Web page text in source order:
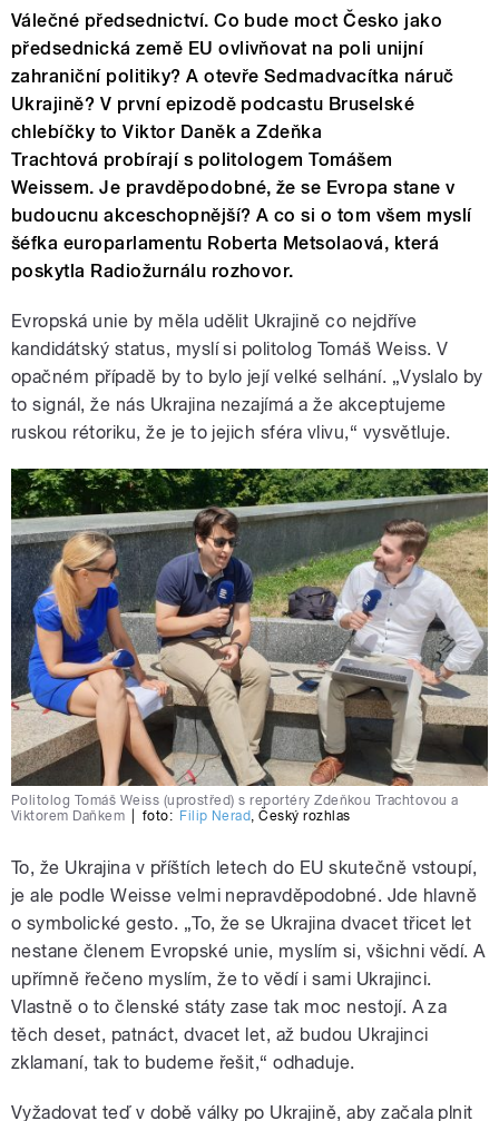
Válečné předsednictví. Co bude moct Česko jako
předsednická země EU ovlivňovat na poli unijní
zahraniční politiky? A otevře Sedmadvacítka náruč
Ukrajině? V první epizodě podcastu Bruselské
chlebíčky to Viktor Daněk a Zdeňka
Trachtová probírají s politologem Tomášem
Weissem. Je pravděpodobné, že se Evropa stane v
budoucnu akceschopnější? A co si o tom všem myslí
šéfka europarlamentu Roberta Metsolaová, která
poskytla Radiožurnálu rozhovor.
Evropská unie by měla udělit Ukrajině co nejdříve
kandidátský status, myslí si politolog Tomáš Weiss. V
opačném případě by to bylo její velké selhání. „Vyslalo by
to signál, že nás Ukrajina nezajímá a že akceptujeme
ruskou rétoriku, že je to jejich sféra vlivu,“ vysvětluje.
Politolog Tomáš Weiss (uprostřed) s reportéry Zdeňkou Trachtovou a
Viktorem Daňkem
foto: Filip Nerad,Český rozhlas
To, že Ukrajina v příštích letech do EU skutečně vstoupí,
je ale podle Weisse velmi nepravděpodobné. Jde hlavně
o symbolické gesto. „To, že se Ukrajina dvacet třicet let
nestane členem Evropské unie, myslím si, všichni vědí. A
upřímně řečeno myslím, že to vědí i sami Ukrajinci.
Vlastně o to členské státy zase tak moc nestojí. A za
těch deset, patnáct, dvacet let, až budou Ukrajinci
zklamaní, tak to budeme řešit,“ odhaduje.
Vyžadovat teď v době války po Ukrajině, aby začala plnit